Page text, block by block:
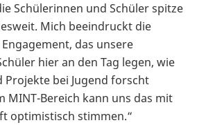
Schülerinnen und Schüler spitze
Mich beeindruckt die
das unsere
hier an den Tag legen, wie
Projekte bei Jugend forscht
MINT-Bereich kann uns das mit
optimistisch stimmen.“